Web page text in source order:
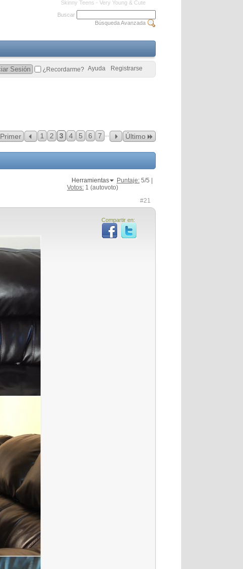
Skinny Teens - Very Young & Cute
Primer 1 2 3 4 5 6 7 Último
Herramientas Puntaje: 5/5 |
Votos: 1 (autovoto)
#21
Compartir en:
Buscar
Búsqueda Avanzada
Registrarse
Ayuda
¿Recordarme?